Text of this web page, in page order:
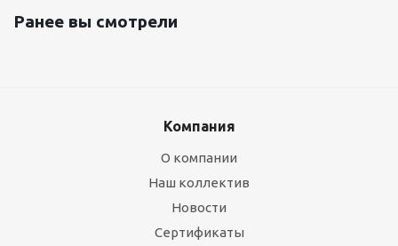
Ранее вы смотрели
Компания
О компании
Наш коллектив
Новости
Сертификаты